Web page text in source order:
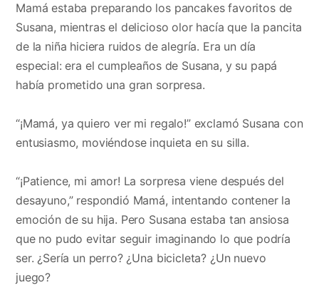
Mamá estaba preparando los pancakes favoritos de
Susana, mientras el delicioso olor hacía que la pancita
de la niña hiciera ruidos de alegría. Era un día
especial: era el cumpleaños de Susana, y su papá
había prometido una gran sorpresa.
“¡Mamá, ya quiero ver mi regalo!” exclamó Susana con
entusiasmo, moviéndose inquieta en su silla.
“¡Patience, mi amor! La sorpresa viene después del
desayuno,” respondió Mamá, intentando contener la
emoción de su hija. Pero Susana estaba tan ansiosa
que no pudo evitar seguir imaginando lo que podría
ser. ¿Sería un perro? ¿Una bicicleta? ¿Un nuevo
juego?